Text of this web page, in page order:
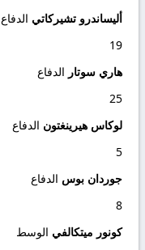
أليساندرو تشيركاتي الدفاع
19
هاري سوتار الدفاع
25
لوكاس هيرينغتون الدفاع
5
جوردان بوس الدفاع
8
كونور ميتكالفي الوسط